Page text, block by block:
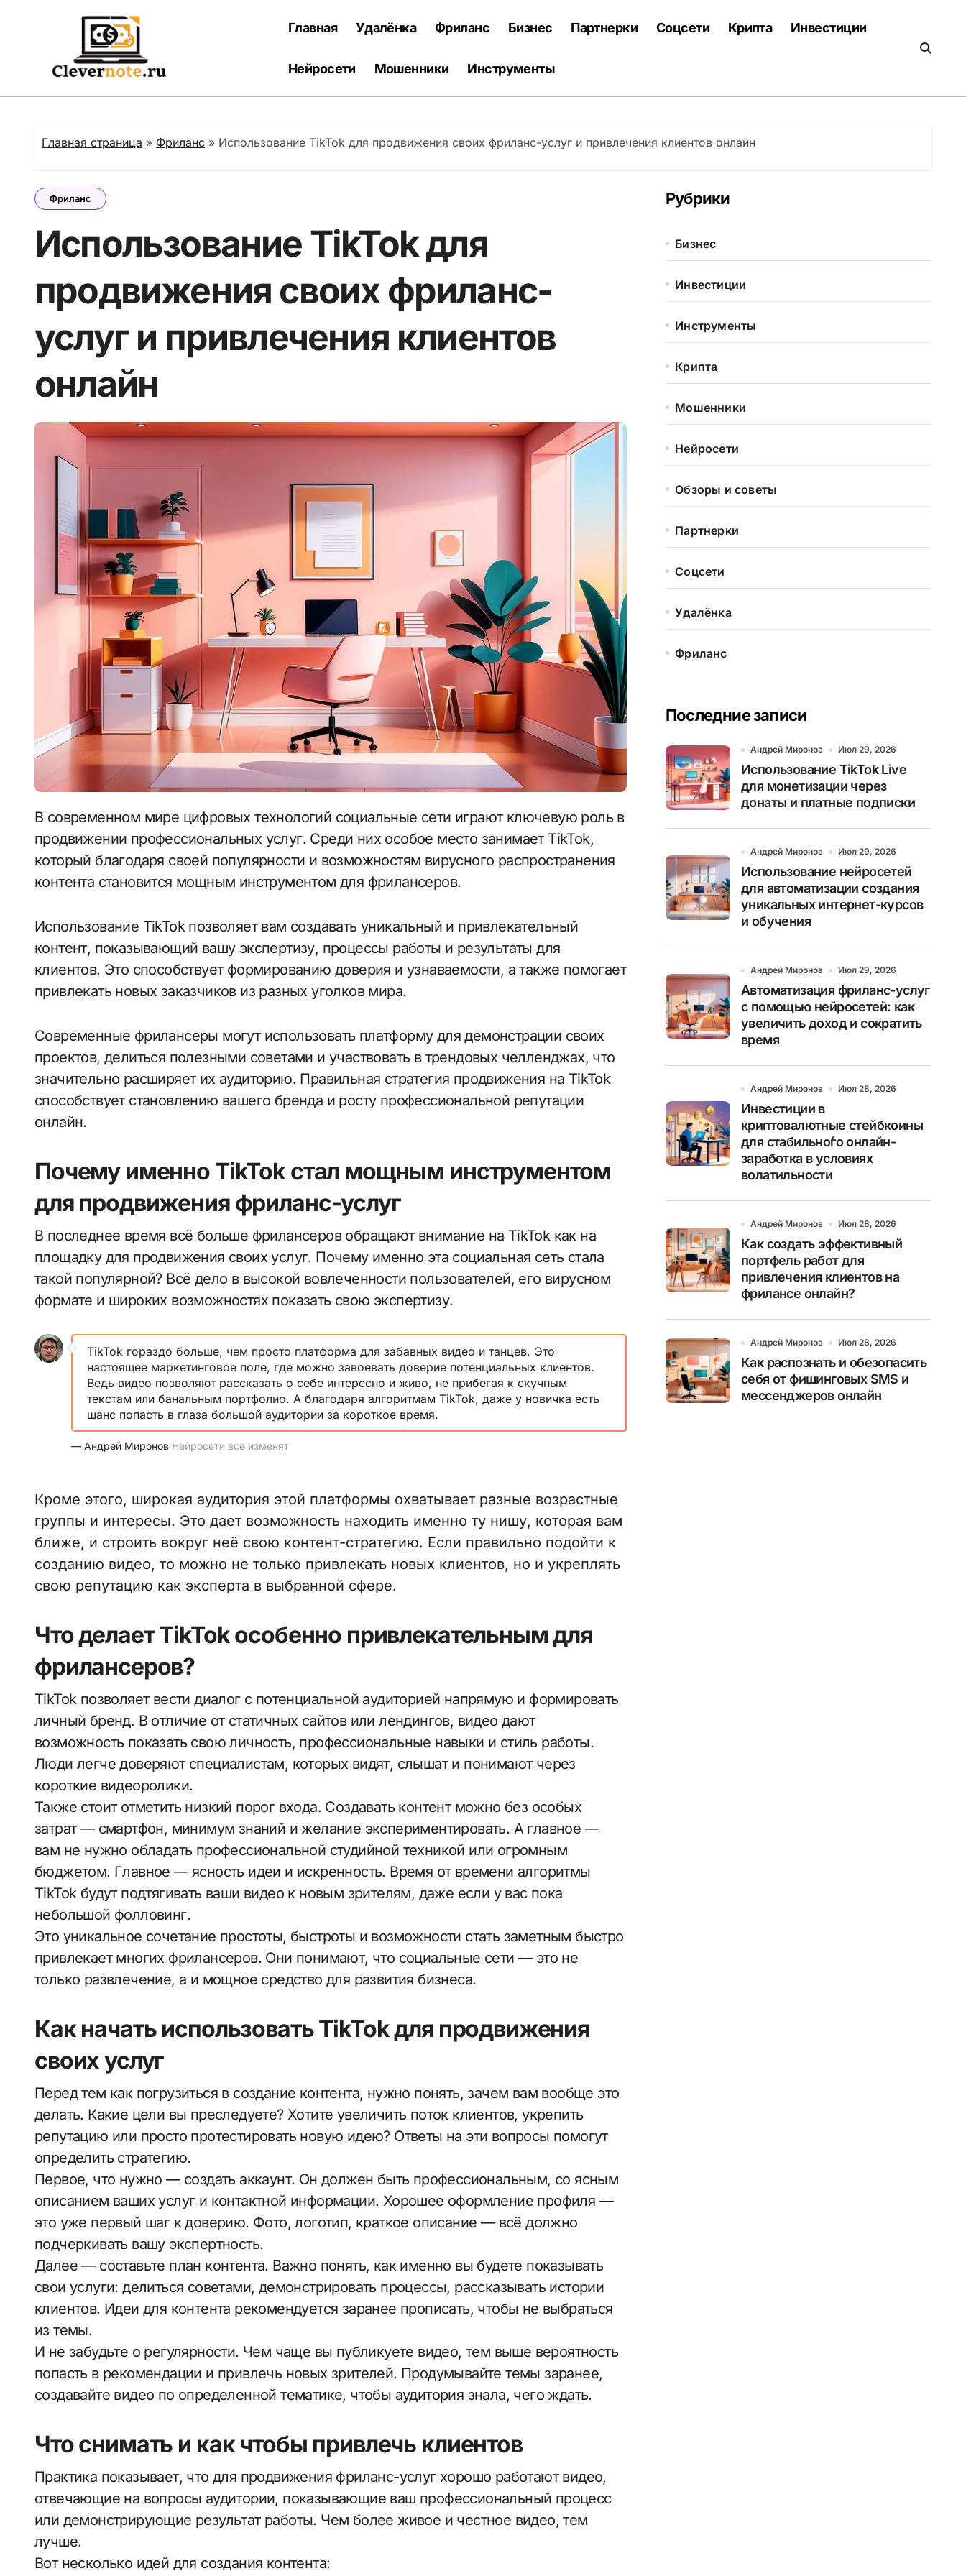
Главная Удалёнка Фриланс Бизнес Партнерки Соцсети Крипта Инвестиции
Нейросети Мошенники Инструменты
Главная страница » Фриланс » Использование TikTok для продвижения своих фриланс-услуг и привлечения клиентов онлайн
Фриланс
Использование TikTok для
продвижения своих фриланс-
услуг и привлечения клиентов
онлайн
В современном мире цифровых технологий социальные сети играют ключевую роль в
продвижении профессиональных услуг. Среди них особое место занимает TikTok,
который благодаря своей популярности и возможностям вирусного распространения
контента становится мощным инструментом для фрилансеров.
Использование TikTok позволяет вам создавать уникальный и привлекательный
контент, показывающий вашу экспертизу, процессы работы и результаты для
клиентов. Это способствует формированию доверия и узнаваемости, а также помогает
привлекать новых заказчиков из разных уголков мира.
Современные фрилансеры могут использовать платформу для демонстрации своих
проектов, делиться полезными советами и участвовать в трендовых челленджах, что
значительно расширяет их аудиторию. Правильная стратегия продвижения на TikTok
способствует становлению вашего бренда и росту профессиональной репутации
онлайн.
Почему именно TikTok стал мощным инструментом
для продвижения фриланс-услуг
В последнее время всё больше фрилансеров обращают внимание на TikTok как на
площадку для продвижения своих услуг. Почему именно эта социальная сеть стала
такой популярной? Всё дело в высокой вовлеченности пользователей, его вирусном
формате и широких возможностях показать свою экспертизу.
TikTok гораздо больше, чем просто платформа для забавных видео и танцев. Это
настоящее маркетинговое поле, где можно завоевать доверие потенциальных клиентов.
Ведь видео позволяют рассказать о себе интересно и живо, не прибегая к скучным
текстам или банальным портфолио. А благодаря алгоритмам TikTok, даже у новичка есть
шанс попасть в глаза большой аудитории за короткое время.
— Андрей Миронов Нейросети все изменят
Кроме этого, широкая аудитория этой платформы охватывает разные возрастные
группы и интересы. Это дает возможность находить именно ту нишу, которая вам
ближе, и строить вокруг неё свою контент-стратегию. Если правильно подойти к
созданию видео, то можно не только привлекать новых клиентов, но и укреплять
свою репутацию как эксперта в выбранной сфере.
Что делает TikTok особенно привлекательным для
фрилансеров?
TikTok позволяет вести диалог с потенциальной аудиторией напрямую и формировать
личный бренд. В отличие от статичных сайтов или лендингов, видео дают
возможность показать свою личность, профессиональные навыки и стиль работы.
Люди легче доверяют специалистам, которых видят, слышат и понимают через
короткие видеоролики.
Также стоит отметить низкий порог входа. Создавать контент можно без особых
затрат — смартфон, минимум знаний и желание экспериментировать. А главное —
вам не нужно обладать профессиональной студийной техникой или огромным
бюджетом. Главное — ясность идеи и искренность. Время от времени алгоритмы
TikTok будут подтягивать ваши видео к новым зрителям, даже если у вас пока
небольшой фолловинг.
Это уникальное сочетание простоты, быстроты и возможности стать заметным быстро
привлекает многих фрилансеров. Они понимают, что социальные сети — это не
только развлечение, а и мощное средство для развития бизнеса.
Как начать использовать TikTok для продвижения
своих услуг
Перед тем как погрузиться в создание контента, нужно понять, зачем вам вообще это
делать. Какие цели вы преследуете? Хотите увеличить поток клиентов, укрепить
репутацию или просто протестировать новую идею? Ответы на эти вопросы помогут
определить стратегию.
Первое, что нужно — создать аккаунт. Он должен быть профессиональным, со ясным
описанием ваших услуг и контактной информации. Хорошее оформление профиля —
это уже первый шаг к доверию. Фото, логотип, краткое описание — всё должно
подчеркивать вашу экспертность.
Далее — составьте план контента. Важно понять, как именно вы будете показывать
свои услуги: делиться советами, демонстрировать процессы, рассказывать истории
клиентов. Идеи для контента рекомендуется заранее прописать, чтобы не выбраться
из темы.
И не забудьте о регулярности. Чем чаще вы публикуете видео, тем выше вероятность
попасть в рекомендации и привлечь новых зрителей. Продумывайте темы заранее,
создавайте видео по определенной тематике, чтобы аудитория знала, чего ждать.
Что снимать и как чтобы привлечь клиентов
Практика показывает, что для продвижения фриланс-услуг хорошо работают видео,
отвечающие на вопросы аудитории, показывающие ваш профессиональный процесс
или демонстрирующие результат работы. Чем более живое и честное видео, тем
лучше.
Вот несколько идей для создания контента:
Рубрики
Бизнес
Инвестиции
Инструменты
Крипта
Мошенники
Нейросети
Обзоры и советы
Партнерки
Соцсети
Удалёнка
Фриланс
Последние записи
Андрей Миронов Июл 29, 2026
Использование TikTok Live
для монетизации через
донаты и платные подписки
Андрей Миронов Июл 29, 2026
Использование нейросетей
для автоматизации создания
уникальных интернет-курсов
и обучения
Андрей Миронов Июл 29, 2026
Автоматизация фриланс-услуг
с помощью нейросетей: как
увеличить доход и сократить
время
Андрей Миронов Июл 28, 2026
Инвестиции в
криптовалютные стейбкоины
для стабильно́го онлайн-
заработка в условиях
волатильности
Андрей Миронов Июл 28, 2026
Как создать эффективный
портфель работ для
привлечения клиентов на
фрилансе онлайн?
Андрей Миронов Июл 28, 2026
Как распознать и обезопасить
себя от фишинговых SMS и
мессенджеров онлайн